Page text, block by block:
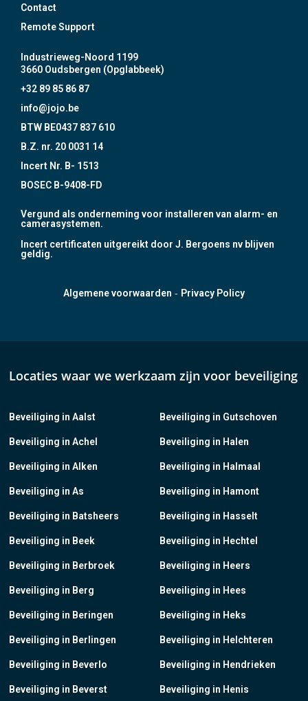
Contact
Remote Support
Industrieweg-Noord 1199
3660 Oudsbergen (Opglabbeek)
+32 89 85 86 87
info@jojo.be
BTW BE0437 837 610
B.Z. nr. 20 0031 14
Incert Nr. B- 1513
BOSEC B-9408-FD
Vergund als onderneming voor installeren van alarm- en
camerasystemen.
Incert certificaten uitgereikt door J. Bergoens nv blijven
geldig.
Algemene voorwaarden - Privacy Policy
Locaties waar we werkzaam zijn voor beveiliging
Beveiliging in Aalst
Beveiliging in Achel
Beveiliging in Alken
Beveiliging in As
Beveiliging in Batsheers
Beveiliging in Beek
Beveiliging in Berbroek
Beveiliging in Berg
Beveiliging in Beringen
Beveiliging in Berlingen
Beveiliging in Beverlo
Beveiliging in Beverst
Beveiliging in Gutschoven
Beveiliging in Halen
Beveiliging in Halmaal
Beveiliging in Hamont
Beveiliging in Hasselt
Beveiliging in Hechtel
Beveiliging in Heers
Beveiliging in Hees
Beveiliging in Heks
Beveiliging in Helchteren
Beveiliging in Hendrieken
Beveiliging in Henis